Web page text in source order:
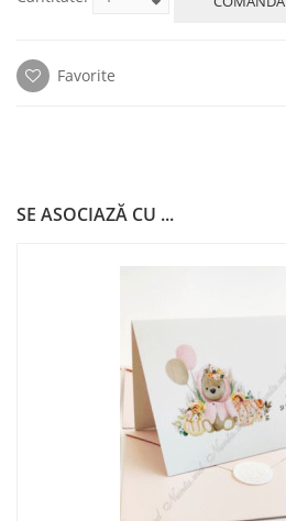
Favorite
SE ASOCIAZĂ CU ...